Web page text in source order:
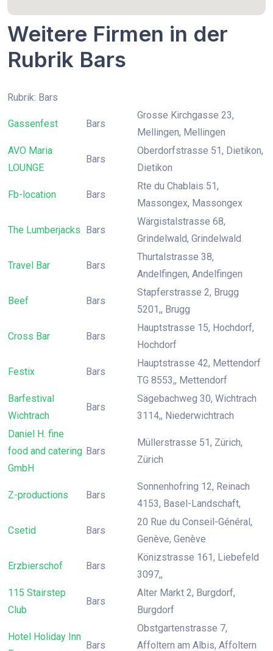
Weitere Firmen in der
Rubrik Bars
Rubrik: Bars
Gassenfest Bars
Grosse Kirchgasse 23,
Mellingen, Mellingen
AVO Maria
LOUNGE
Bars
Oberdorfstrasse 51, Dietikon,
Dietikon
Fb-location Bars
Rte du Chablais 51,
Massongex, Massongex
The Lumberjacks Bars
Wärgistalstrasse 68,
Grindelwald, Grindelwald
Travel Bar Bars
Thurtalstrasse 38,
Andelfingen, Andelfingen
Beef Bars
Stapferstrasse 2, Brugg
5201,, Brugg
Cross Bar Bars
Hauptstrasse 15, Hochdorf,
Hochdorf
Festix Bars
Hauptstrasse 42, Mettendorf
TG 8553,, Mettendorf
Barfestival
Wichtrach
Bars
Sägebachweg 30, Wichtrach
3114,, Niederwichtrach
Daniel H. fine
food and catering
GmbH
Bars
Müllerstrasse 51, Zürich,
Zürich
Z-productions Bars
Sonnenhofring 12, Reinach
4153, Basel-Landschaft,
Csetid Bars
20 Rue du Conseil-Général,
Genève, Genève
Erzbierschof Bars
Könizstrasse 161, Liebefeld
3097,,
115 Stairstep
Club
Bars
Alter Markt 2, Burgdorf,
Burgdorf
Hotel Holiday Inn
Bars
Obstgartenstrasse 7,
Affoltern am Albis, Affoltern